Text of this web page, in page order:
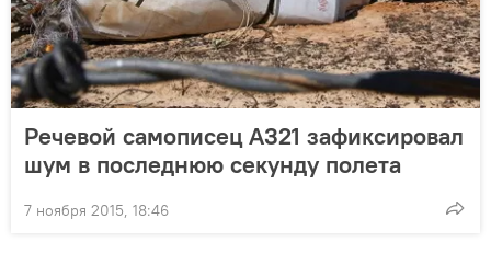
Речевой самописец А321 зафиксировал
шум в последнюю секунду полета
7 ноября 2015, 18:46